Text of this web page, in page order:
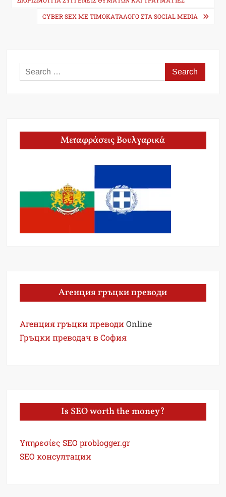
CYBER SEX ΜΕ ΤΙΜΟΚΑΤΆΛΟΓΟ ΣΤΑ SOCIAL MEDIA
Search
for:
Μεταφράσεις Βουλγαρικά
Агенция гръцки преводи
Агенция гръцки преводиOnline
Гръцки преводач в София
Is SEO worth the money?
Υπηρεσίες SEO problogger.gr
SEO консултации